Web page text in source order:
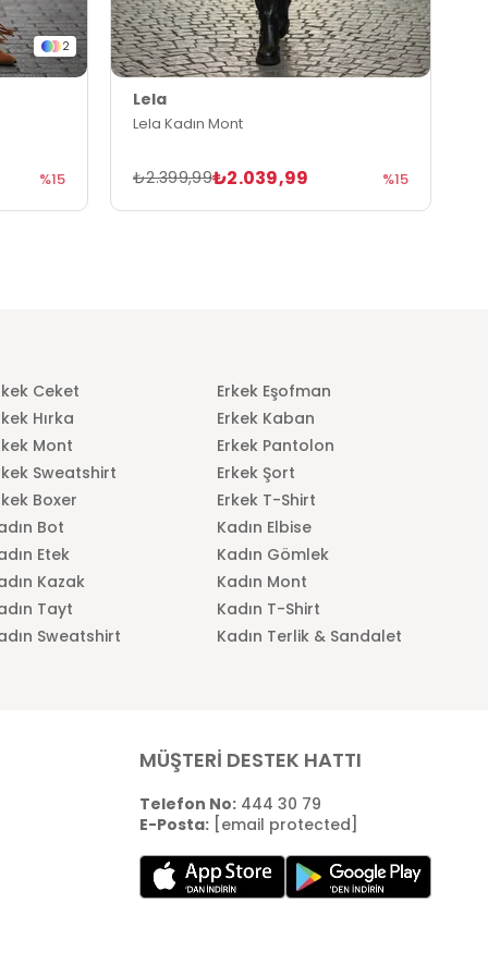
2
%15
Lela
Lela Kadın Mont
₺2.039,99
₺2.399,99 %15
Ceket
Erkek Eşofman
Hırka
Erkek Kaban
Mont
Erkek Pantolon
Sweatshirt
Erkek Şort
Boxer
Erkek T-Shirt
Bot
Kadın Elbise
Etek
Kadın Gömlek
Kazak
Kadın Mont
Tayt
Kadın T-Shirt
Sweatshirt Kadın Terlik & Sandalet
MÜŞTERİ DESTEK HATTI
Telefon No:444 30 79
E-Posta: [email protected]